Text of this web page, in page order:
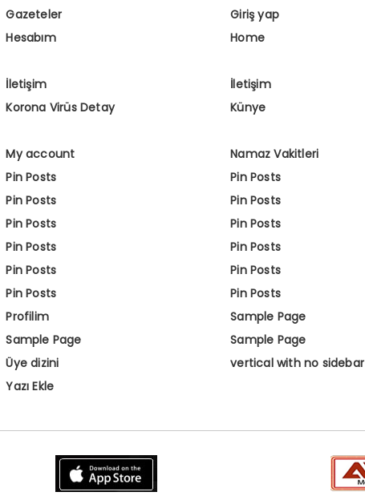
Gazeteler Giriş yap
Hesabım Home
İletişim İletişim
Korona Virüs Detay Künye
My account Namaz Vakitleri
Pin Posts Pin Posts
Pin Posts Pin Posts
Pin Posts Pin Posts
Pin Posts Pin Posts
Pin Posts Pin Posts
Pin Posts Pin Posts
Profilim Sample Page
Sample Page Sample Page
Üye dizini vertical with no sidebar
Yazı Ekle